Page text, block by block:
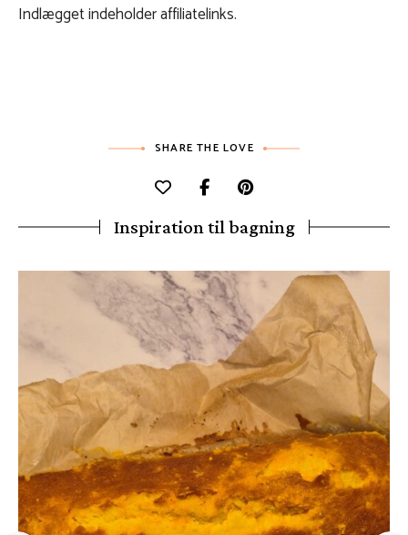
Indlægget indeholder affiliatelinks.
SHARE THE LOVE
Inspiration til bagning